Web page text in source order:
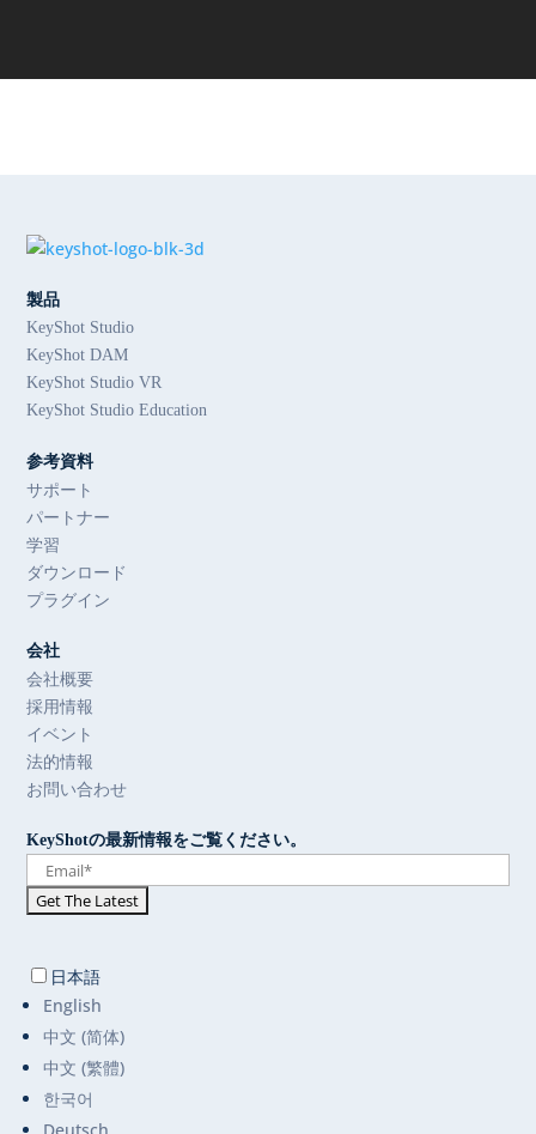
製品
KeyShot Studio
KeyShot DAM
KeyShot Studio VR
KeyShot Studio Education
参考資料
サポート
パートナー
学習
ダウンロード
プラグイン
会社
会社概要
採用情報
イベント
法的情報
お問い合わせ
KeyShotの最新情報をご覧ください。
日本語
English
中文 (简体)
中文 (繁體)
한국어